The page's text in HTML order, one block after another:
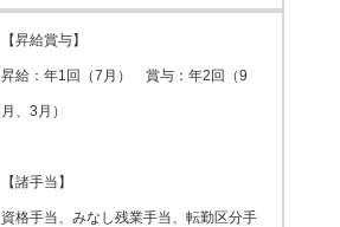
【昇給賞与】
昇給：年1回（7月） 賞与：年2回（9
月、3月）
【諸手当】
資格手当、みなし残業手当、転勤区分手